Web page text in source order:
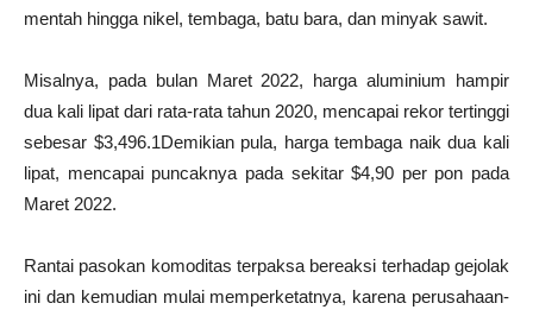
mentah hingga nikel, tembaga, batu bara, dan minyak sawit.
Misalnya, pada bulan Maret 2022, harga aluminium hampir
dua kali lipat dari rata-rata tahun 2020, mencapai rekor tertinggi
sebesar $3,496.1Demikian pula, harga tembaga naik dua kali
lipat, mencapai puncaknya pada sekitar $4,90 per pon pada
Maret 2022.
Rantai pasokan komoditas terpaksa bereaksi terhadap gejolak
ini dan kemudian mulai memperketatnya, karena perusahaan-